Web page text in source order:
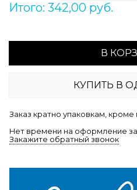
Итого: 342,00 руб.
В
КУПИТЬ В
Заказ кратно упаковкам,
Нет времени на оформление
Закажите обратный звонок